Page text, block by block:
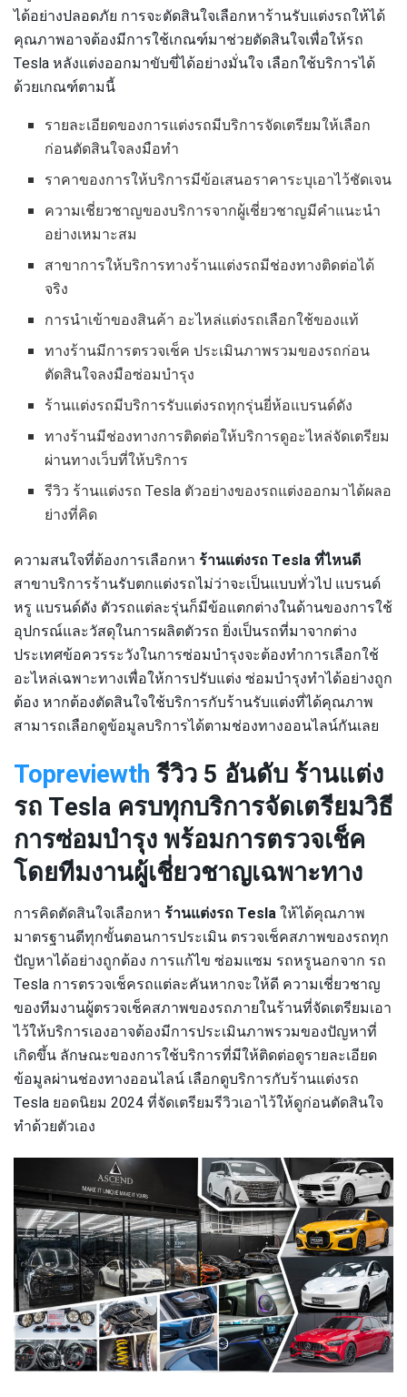
ได้อย่างปลอดภัย การจะตัดสินใจเลือกหาร้านรับแต่งรถให้ได้
คุณภาพอาจต้องมีการใช้เกณฑ์มาช่วยตัดสินใจเพื่อให้รถ
Tesla หลังแต่งออกมาขับขี่ได้อย่างมั่นใจ เลือกใช้บริการได้
ด้วยเกณฑ์ตามนี้
รายละเอียดของการแต่งรถมีบริการจัดเตรียมให้เลือก
ก่อนตัดสินใจลงมือทำ
ราคาของการให้บริการมีข้อเสนอราคาระบุเอาไว้ชัดเจน
ความเชี่ยวชาญของบริการจากผู้เชี่ยวชาญมีคำแนะนำ
อย่างเหมาะสม
สาขาการให้บริการทางร้านแต่งรถมีช่องทางติดต่อได้
จริง
การนำเข้าของสินค้า อะไหล่แต่งรถเลือกใช้ของแท้
ทางร้านมีการตรวจเช็ค ประเมินภาพรวมของรถก่อน
ตัดสินใจลงมือซ่อมบำรุง
ร้านแต่งรถมีบริการรับแต่งรถทุกรุ่นยี่ห้อแบรนด์ดัง
ทางร้านมีช่องทางการติดต่อให้บริการดูอะไหล่จัดเตรียม
ผ่านทางเว็บที่ให้บริการ
รีวิว ร้านแต่งรถ Tesla ตัวอย่างของรถแต่งออกมาได้ผลอ
ย่างที่คิด
ความสนใจที่ต้องการเลือกหา ร้านแต่งรถ Tesla ที่ไหนดี
สาขาบริการร้านรับตกแต่งรถไม่ว่าจะเป็นแบบทั่วไป แบรนด์
หรู แบรนด์ดัง ตัวรถแต่ละรุ่นก็มีข้อแตกต่างในด้านของการใช้
อุปกรณ์และวัสดุในการผลิตตัวรถ ยิ่งเป็นรถที่มาจากต่าง
ประเทศข้อควรระวังในการซ่อมบำรุงจะต้องทำการเลือกใช้
อะไหล่เฉพาะทางเพื่อให้การปรับแต่ง ซ่อมบำรุงทำได้อย่างถูก
ต้อง หากต้องตัดสินใจใช้บริการกับร้านรับแต่งที่ได้คุณภาพ
สามารถเลือกดูข้อมูลบริการได้ตามช่องทางออนไลน์กันเลย
Topreviewth รีวิว 5 อันดับ ร้านแต่ง
รถ Tesla ครบทุกบริการจัดเตรียมวิธี
การซ่อมบำรุง พร้อมการตรวจเช็ค
โดยทีมงานผู้เชี่ยวชาญเฉพาะทาง
การคิดตัดสินใจเลือกหา ร้านแต่งรถ Teslaให้ได้คุณภาพ
มาตรฐานดีทุกขั้นตอนการประเมิน ตรวจเช็คสภาพของรถทุก
ปัญหาได้อย่างถูกต้อง การแก้ไข ซ่อมแซม รถหรูนอกจาก รถ
Tesla การตรวจเช็ครถแต่ละคันหากจะให้ดี ความเชี่ยวชาญ
ของทีมงานผู้ตรวจเช็คสภาพของรถภายในร้านที่จัดเตรียมเอา
ไว้ให้บริการเองอาจต้องมีการประเมินภาพรวมของปัญหาที่
เกิดขึ้น ลักษณะของการใช้บริการที่มีให้ติดต่อดูรายละเอียด
ข้อมูลผ่านช่องทางออนไลน์ เลือกดูบริการกับร้านแต่งรถ
Tesla ยอดนิยม 2024 ที่จัดเตรียมรีวิวเอาไว้ให้ดูก่อนตัดสินใจ
ทำด้วยตัวเอง